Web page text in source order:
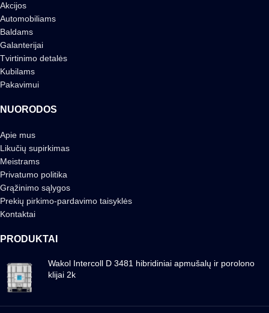
Akcijos
Automobiliams
Baldams
Galanterijai
Tvirtinimo detalės
Kubilams
Pakavimui
NUORODOS
Apie mus
Likučių supirkimas
Meistrams
Privatumo politika
Grąžinimo sąlygos
Prekių pirkimo-pardavimo taisyklės
Kontaktai
PRODUKTAI
Wakol Intercoll D 3481 hibridiniai apmušalų ir porolono
klijai 2k